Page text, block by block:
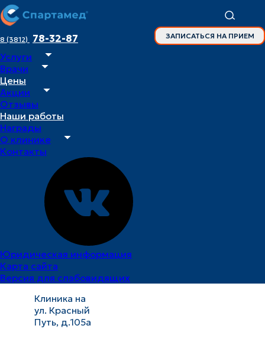
8 (3812) 78-32-87 ЗАПИСАТЬСЯ НА ПРИЕМ
Услуги
Врачи
Цены
Акции
Отзывы
Наши работы
Награды
О клинике
Контакты
Юридическая информация
Карта сайта
Версия для слабовидящих
Главная
Врачи
врач –
ортодонт
Мороговская
Ольга
Андреевна
Специалист
принимает
по адресу:
Клиника на
ул. Красный
Путь, д.105а